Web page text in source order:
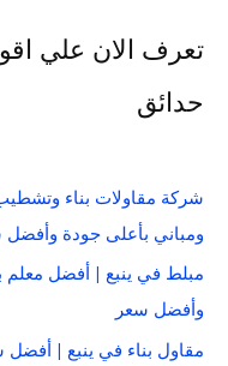
تعرف الان علي
حدائق
شركة مقاولات بناء
ومباني بأعلى جودة وأفضل
مبلط في ينبع | أفضل معلم
وأفضل سعر
مقاول بناء في ينبع |